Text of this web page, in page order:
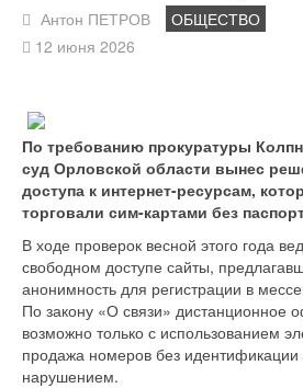
Антон ПЕТРОВ
ОБЩЕСТВО
12 июня 2026
По требованию прокуратуры
суд Орловской области вынес
доступа к интернет-ресурсам,
торговали сим-картами без
В ходе проверок весной этого года
свободном доступе сайты,
анонимность для регистрации в
По закону «О связи» дистанционное
возможно только с использованием
продажа номеров без идентификации
нарушением.